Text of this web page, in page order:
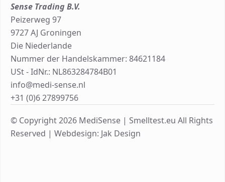
Sense Trading B.V.
Peizerweg 97
9727 AJ Groningen
Die Niederlande
Nummer der Handelskammer: 84621184
USt - IdNr.: NL863284784B01
info@medi-sense.nl
+31 (0)6 27899756
© Copyright 2026 MediSense | Smelltest.eu All Rights
Reserved | Webdesign: Jak Design